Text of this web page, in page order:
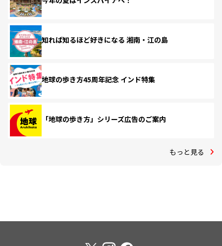
知れば知るほど好きになる 湘南・江の島
地球の歩き方45周年記念 インド特集
「地球の歩き方」シリーズ広告のご案内
もっと見る